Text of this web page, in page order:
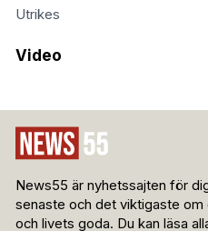
Utrikes
Video
News55 är nyhetssajten för
senaste och det viktigaste om
och livets goda. Du kan läsa